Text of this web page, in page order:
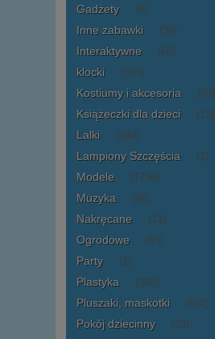
Gadżety (8)
Inne zabawki (36)
Interaktywne (66)
klocki (323)
Kostiumy i akcesoria (53)
Książeczki dla dzieci (13)
Lalki (349)
Lampiony Szczęścia (2)
Modele (1756)
Muzyka (46)
Nakręcane (13)
Ogrodowe (95)
Party (1)
Plastyka (398)
Pluszaki, maskotki (602)
Pokój dziecinny (23)